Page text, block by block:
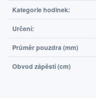
Kategorie hodinek:
Určení:
Průměr pouzdra (mm)
Obvod zápěstí (cm)